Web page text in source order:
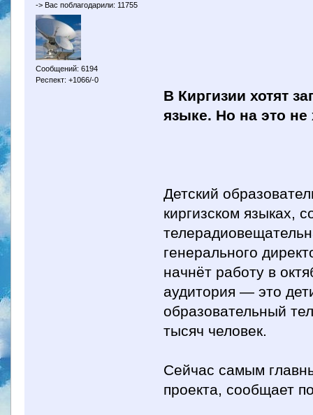
-> Вас поблагодарили: 11755
Сообщений: 6194
Респект: +1066/-0
В Киргизии хотят
языке. Но на это не
Детский
киргизском языках,
генерального
начнёт работу в
аудитория — это
образовательный
тысяч человек.
Сейчас самым
проекта, сообщает